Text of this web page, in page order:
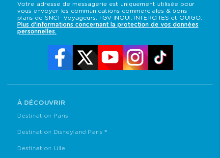
Votre adresse de messagerie est uniquement utilisée pour
vous envoyer les communications commerciales & bons
plans de SNCF Voyageurs, TGV INOUI, INTERCITES et OUIGO.
Plus d'informations concernant la protection de vos données
personnelles.
À DÉCOUVRIR
Destination Paris
Destination Disneyland Paris ®
Destination Lille